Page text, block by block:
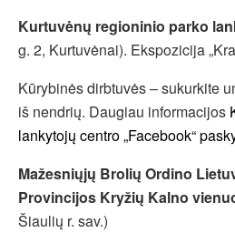
Kurtuvėnų regioninio parko
g. 2, Kurtuvėnai). Ekspozicija
Kūrybinės dirbtuvės – sukurkite
iš nendrių. Daugiau informacijos
lankytojų centro „Facebook“
Mažesniųjų Brolių Ordino
Provincijos Kryžių Kalno
Šiaulių r. sav.)